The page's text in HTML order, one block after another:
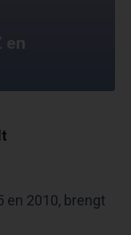
en
en 2010, brengt